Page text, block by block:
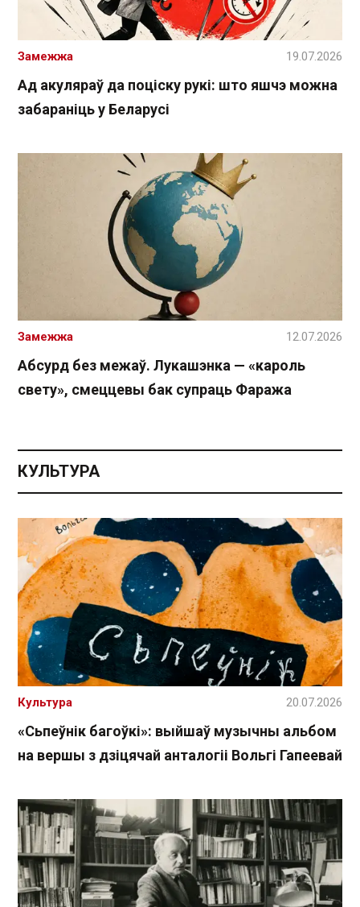
Ад акуляраў да поціску рукі: што яшчэ можна
забараніць у Беларусі
Замежжа 19.07.2026
Абсурд без межаў. Лукашэнка — «кароль
свету», смеццевы бак супраць Фаража
Замежжа 12.07.2026
КУЛЬТУРА
«Сьпеўнік багоўкі»: выйшаў музычны альбом
на вершы з дзіцячай анталогіі Вольгі Гапеевай
Культура 20.07.2026